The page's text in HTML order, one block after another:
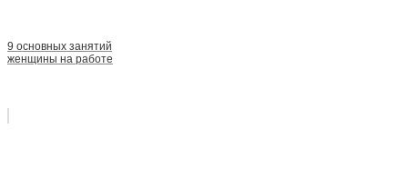
9 основных занятий
женщины на работе